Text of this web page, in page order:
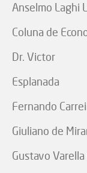
Anselmo Laghi
Coluna de
Dr. Victor
Esplanada
Fernando
Giuliano de
Gustavo Varella